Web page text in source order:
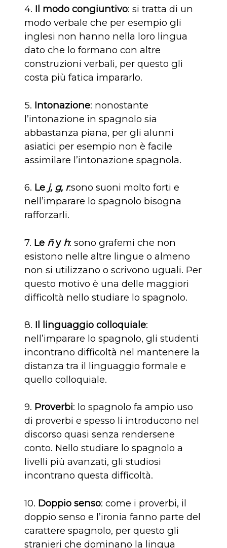
4. Il modo congiuntivo: si tratta di un
modo verbale che per esempio gli
inglesi non hanno nella loro lingua
dato che lo formano con altre
construzioni verbali, per questo gli
costa più fatica impararlo.
5. Intonazione: nonostante
l’intonazione in spagnolo sia
abbastanza piana, per gli alunni
asiatici per esempio non è facile
assimilare l’intonazione spagnola.
6. Le j, g, r:sono suoni molto forti e
nell’imparare lo spagnolo bisogna
rafforzarli.
7. Le ñy h: sono grafemi che non
esistono nelle altre lingue o almeno
non si utilizzano o scrivono uguali. Per
questo motivo è una delle maggiori
difficoltà nello studiare lo spagnolo.
8. Il linguaggio colloquiale:
nell’imparare lo spagnolo, gli studenti
incontrano difficoltà nel mantenere la
distanza tra il linguaggio formale e
quello colloquiale.
9. Proverbi: lo spagnolo fa ampio uso
di proverbi e spesso li introducono nel
discorso quasi senza rendersene
conto. Nello studiare lo spagnolo a
livelli più avanzati, gli studiosi
incontrano questa difficoltà.
10. Doppio senso: come i proverbi, il
doppio senso e l’ironia fanno parte del
carattere spagnolo, per questo gli
stranieri che dominano la lingua